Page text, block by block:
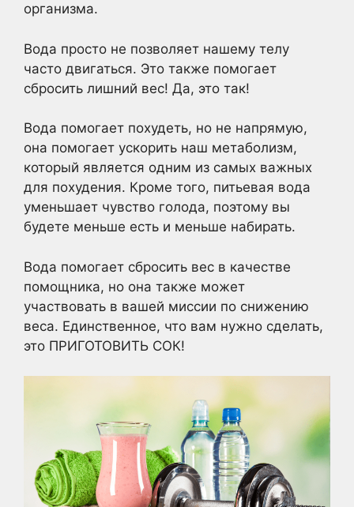
организма.
Вода просто не позволяет нашему телу
часто двигаться. Это также помогает
сбросить лишний вес! Да, это так!
Вода помогает похудеть, но не напрямую,
она помогает ускорить наш метаболизм,
который является одним из самых важных
для похудения. Кроме того, питьевая вода
уменьшает чувство голода, поэтому вы
будете меньше есть и меньше набирать.
Вода помогает сбросить вес в качестве
помощника, но она также может
участвовать в вашей миссии по снижению
веса. Единственное, что вам нужно сделать,
это ПРИГОТОВИТЬ СОК!